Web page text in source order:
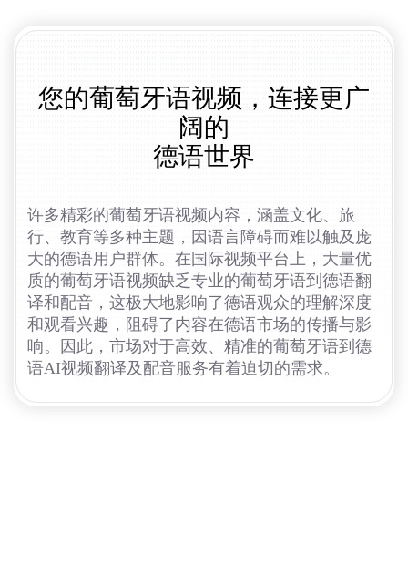
您的葡萄牙语视频，连接更广
阔的
德语世界
许多精彩的葡萄牙语视频内容，涵盖文化、旅
行、教育等多种主题，因语言障碍而难以触及庞
大的德语用户群体。在国际视频平台上，大量优
质的葡萄牙语视频缺乏专业的葡萄牙语到德语翻
译和配音，这极大地影响了德语观众的理解深度
和观看兴趣，阻碍了内容在德语市场的传播与影
响。因此，市场对于高效、精准的葡萄牙语到德
语AI视频翻译及配音服务有着迫切的需求。